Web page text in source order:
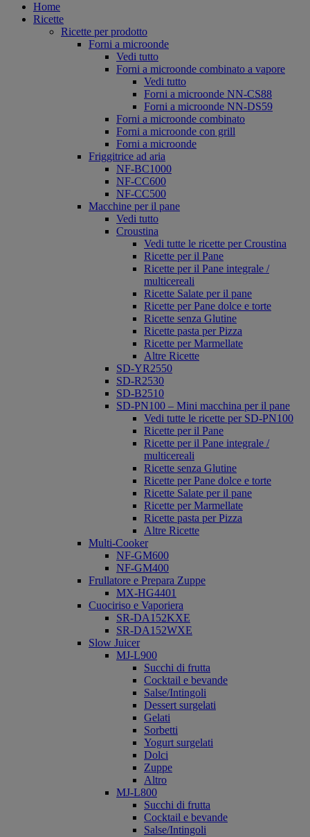
Home
Ricette
Ricette per prodotto
Forni a microonde
Vedi tutto
Forni a microonde combinato a vapore
Vedi tutto
Forni a microonde NN-CS88
Forni a microonde NN-DS59
Forni a microonde combinato
Forni a microonde con grill
Forni a microonde
Friggitrice ad aria
NF-BC1000
NF-CC600
NF-CC500
Macchine per il pane
Vedi tutto
Croustina
Vedi tutte le ricette per Croustina
Ricette per il Pane
Ricette per il Pane integrale /
multicereali
Ricette Salate per il pane
Ricette per Pane dolce e torte
Ricette senza Glutine
Ricette pasta per Pizza
Ricette per Marmellate
Altre Ricette
SD-YR2550
SD-R2530
SD-B2510
SD-PN100 – Mini macchina per il pane
Vedi tutte le ricette per SD-PN100
Ricette per il Pane
Ricette per il Pane integrale /
multicereali
Ricette senza Glutine
Ricette per Pane dolce e torte
Ricette Salate per il pane
Ricette per Marmellate
Ricette pasta per Pizza
Altre Ricette
Multi-Cooker
NF-GM600
NF-GM400
Frullatore e Prepara Zuppe
MX-HG4401
Cuociriso e Vaporiera
SR-DA152KXE
SR-DA152WXE
Slow Juicer
MJ-L900
Succhi di frutta
Cocktail e bevande
Salse/Intingoli
Dessert surgelati
Gelati
Sorbetti
Yogurt surgelati
Dolci
Zuppe
Altro
MJ-L800
Succhi di frutta
Cocktail e bevande
Salse/Intingoli